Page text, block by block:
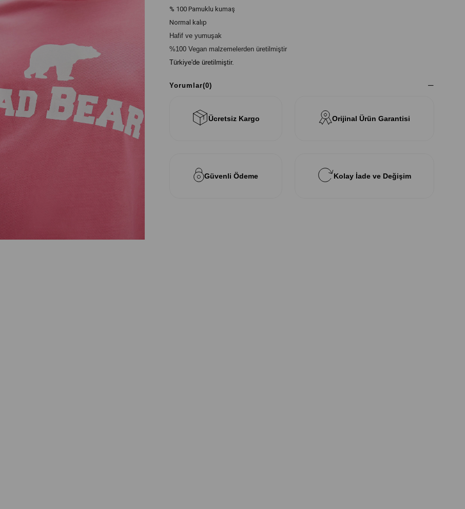
% 100 Pamuklu kumaş
Normal kalıp
Hafif ve yumuşak
%100 Vegan malzemelerden üretilmiştir
Türkiye'de üretilmiştir.
Yorumlar(0)
Ücretsiz Kargo Orijinal Ürün Garantisi
Güvenli Ödeme Kolay İade ve Değişim